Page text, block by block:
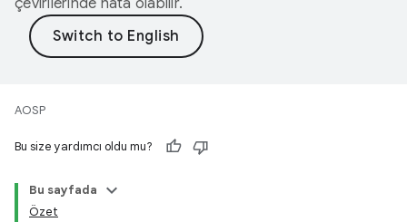
çevirilerinde hata olabilir.
AOSP
Bu size yardımcı oldu mu?
Bu sayfada
Özet